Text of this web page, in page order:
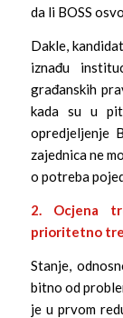
da li BOSS
Dakle,
iznađu
građanskih
kada su u
opredjeljenje
zajednica ne
o potreba
2. Ocjena
prioritetno
Stanje,
bitno od
je u prvom